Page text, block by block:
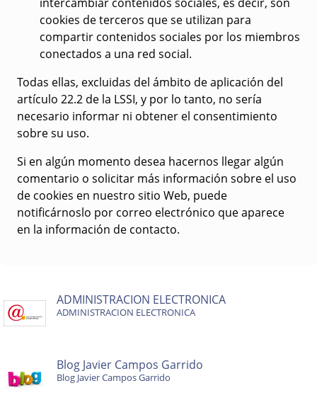
cookies de terceros que se utilizan para
compartir contenidos sociales por los miembros
conectados a una red social.
Todas ellas, excluidas del ámbito de aplicación del
artículo 22.2 de la LSSI, y por lo tanto, no sería
necesario informar ni obtener el consentimiento
sobre su uso.
Si en algún momento desea hacernos llegar algún
comentario o solicitar más información sobre el uso
de cookies en nuestro sitio Web, puede
notificárnoslo por correo electrónico que aparece
en la información de contacto.
ADMINISTRACION ELECTRONICA
ADMINISTRACION ELECTRONICA
Blog Javier Campos Garrido
Blog Javier Campos Garrido